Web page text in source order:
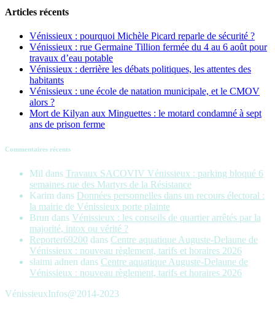
Articles récents
Vénissieux : pourquoi Michèle Picard reparle de sécurité ?
Vénissieux : rue Germaine Tillion fermée du 4 au 6 août pour
travaux d’eau potable
Vénissieux : derrière les débats politiques, les attentes des
habitants
Vénissieux : une école de natation municipale, et le CMOV
alors ?
Mort de Kilyan aux Minguettes : le motard condamné à sept
ans de prison ferme
Commentaires récents
Mil dans Travaux SACOVIV Vénissieux : parking bloqué 6
semaines rue des Martyrs de la Résistance
Karim dans Données personnelles dans un recours électoral :
la mairie de Vénissieux porte plainte
Brun dans Vénissieux : les conseils de quartier arrêtés par la
majorité, intox ou vérité ?
Reporter69200 dans Centre aquatique Auguste-Delaune de
Vénissieux : nouveau règlement, tarifs et horaires 2026
slaimi adnen dans Centre aquatique Auguste-Delaune de
Vénissieux : nouveau règlement, tarifs et horaires 2026
VénissieuxInfos@2014-2023